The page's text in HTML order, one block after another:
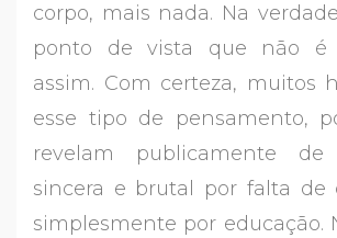
corpo, mais nada. Na
ponto de vista que não é
assim. Com certeza, muitos
esse tipo de pensamento,
revelam publicamente
sincera e brutal por falta de
simplesmente por educação.